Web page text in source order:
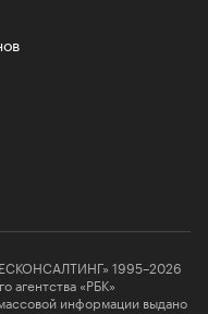
1995–2026
агентства «РБК»
информации выдано